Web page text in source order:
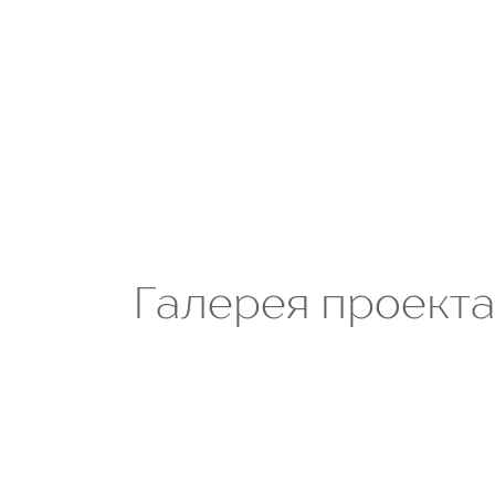
Галерея проекта